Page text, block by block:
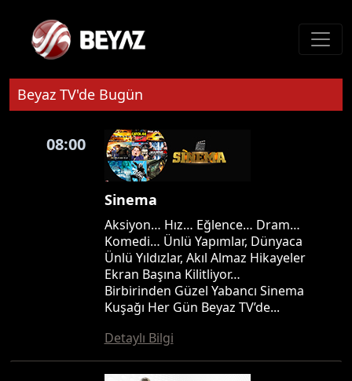
Beyaz TV'de Bugün
08:00
Sinema
Aksiyon… Hız… Eğlence… Dram…
Komedi… Ünlü Yapımlar, Dünyaca
Ünlü Yıldızlar, Akıl Almaz Hikayeler
Ekran Başına Kilitliyor…
Birbirinden Güzel Yabancı Sinema
Kuşağı Her Gün Beyaz TV’de...
Detaylı Bilgi